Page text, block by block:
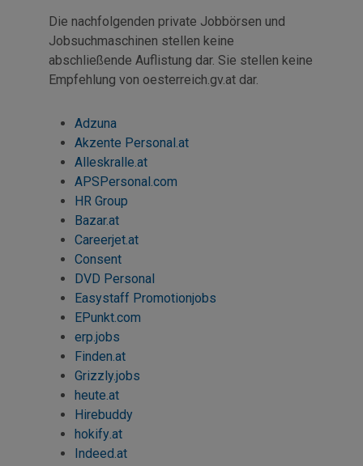
Die nachfolgenden private Jobbörsen und
Jobsuchmaschinen stellen keine
abschließende Auflistung dar. Sie stellen keine
Empfehlung von oesterreich.gv.at dar.
Adzuna
Akzente Personal.at
Alleskralle.at
APSPersonal.com
HR Group
Bazar.at
Careerjet.at
Consent
DVD Personal
Easystaff Promotionjobs
EPunkt.com
erp.jobs
Finden.at
Grizzly.jobs
heute.at
Hirebuddy
hokify.at
Indeed.at